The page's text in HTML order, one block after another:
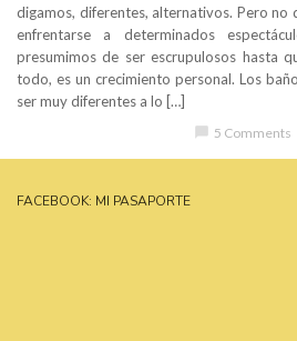
digamos, diferentes, alternativos. Pero no
enfrentarse a determinados
presumimos de ser escrupulosos hasta
todo, es un crecimiento personal. Los
ser muy diferentes a lo […]
5 Comments
FACEBOOK: MI PASAPORTE